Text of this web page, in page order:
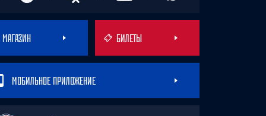
МАГАЗИН БИЛЕТЫ
МОБИЛЬНОЕ ПРИЛОЖЕНИЕ